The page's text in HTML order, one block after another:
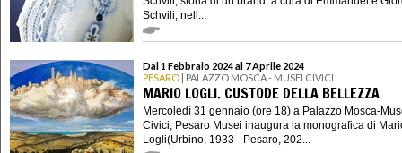
Schvili, nell...
Dal 1 Febbraio 2024 al 7 Aprile 2024
PESARO | PALAZZO MOSCA - MUSEI CIVICI
MARIO LOGLI. CUSTODE DELLA BELLEZZA
Mercoledì 31 gennaio (ore 18) a Palazzo Mosca-
Civici, Pesaro Musei inaugura la monografica di
Logli(Urbino, 1933 - Pesaro, 202...